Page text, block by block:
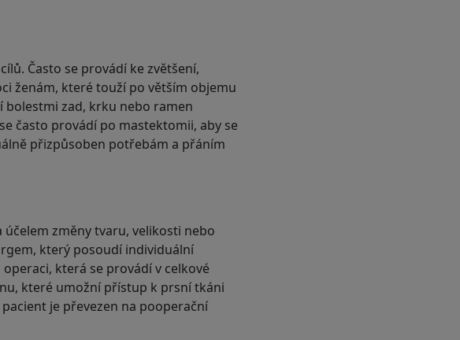
Často se provádí ke zvětšení,
ženám, které touží po větším objemu
zad, krku nebo ramen
často provádí po mastektomii, aby se
přizpůsoben potřebám a přáním
změny tvaru, velikosti nebo
který posoudí individuální
která se provádí v celkové
které umožní přístup k prsní tkáni
je převezen na pooperační